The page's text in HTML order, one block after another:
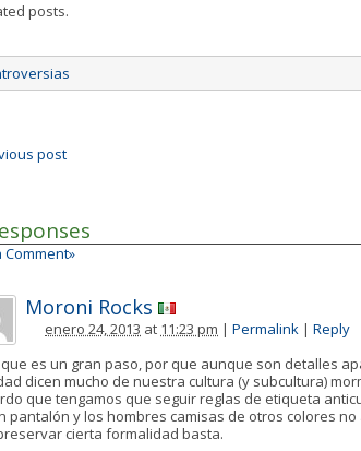
posts.
post
Comment»
Moroni Rocks
enero 24, 2013 at 11:23 pm | Permalink | Reply
que es un gran paso, por que aunque son detalles
dicen mucho de nuestra cultura (y subcultura)
que tengamos que seguir reglas de etiqueta
pantalón y los hombres camisas de otros colores
cierta formalidad basta.